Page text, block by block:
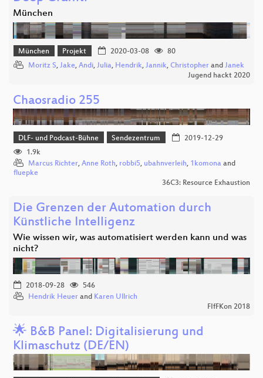
München
München Projekt 2020-03-08
80
Moritz S, Jake, Andi, Julia, Hendrik, Jannik, Christopher and Janek
Jugend hackt 2020
Chaosradio 255
DLF- und Podcast-Bühne Sendezentrum
2019-12-29
1.9k
Marcus Richter, Anne Roth, robbi5, ubahnverleih, 1komona and
fluepke
36C3: Resource Exhaustion
Die Grenzen der Automation durch
Künstliche Intelligenz
Wie wissen wir, was automatisiert werden kann und was
nicht?
2018-09-28
546
Hendrik Heuer and Karen Ullrich
FIfFKon 2018
🌟 B&B Panel: Digitalisierung und
Klimaschutz (DE/EN)